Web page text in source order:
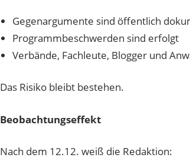
Gegenargumente sind öffentlich
Programmbeschwerden sind erfolgt
Verbände, Fachleute, Blogger und
Das Risiko bleibt bestehen.
Beobachtungseffekt
Nach dem 12.12. weiß die Redaktion: